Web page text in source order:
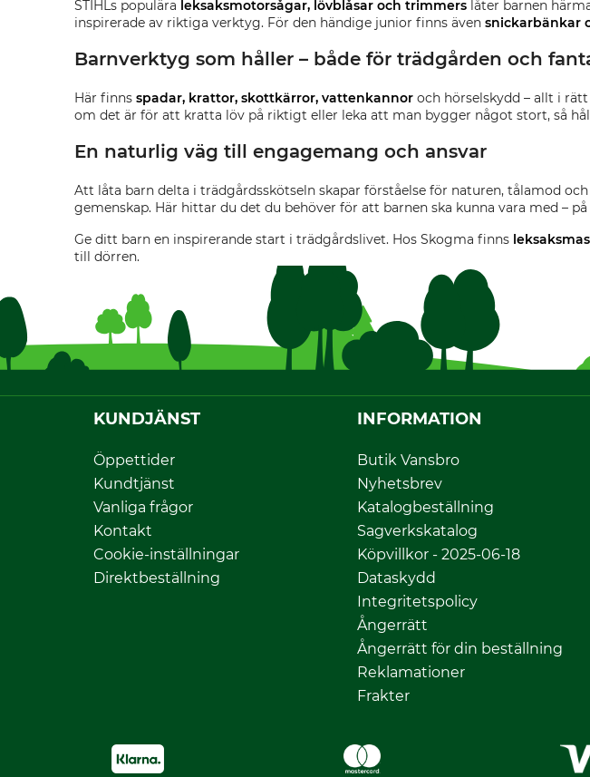
STIHLs populära leksaksmotorsågar, lövblåsar och trimmers låter barnen
inspirerade av riktiga verktyg. För den händige junior finns även snickarbänkar
Barnverktyg som håller – både för trädgården och
Här finns spadar, krattor, skottkärror, vattenkannor och hörselskydd – allt i
om det är för att kratta löv på riktigt eller leka att man bygger något stort, så
En naturlig väg till engagemang och ansvar
Att låta barn delta i trädgårdsskötseln skapar förståelse för naturen, tålamod
gemenskap. Här hittar du det du behöver för att barnen ska kunna vara med –
Ge ditt barn en inspirerande start i trädgårdslivet. Hos Skogma finns
till dörren.
KUNDJÄNST
Öppettider
Kundtjänst
Vanliga frågor
Kontakt
Cookie-inställningar
Direktbeställning
INFORMATION
Butik Vansbro
Nyhetsbrev
Katalogbeställning
Sagverkskatalog
Köpvillkor - 2025-06-18
Dataskydd
Integritetspolicy
Ångerrätt
Ångerrätt för din beställning
Reklamationer
Frakter